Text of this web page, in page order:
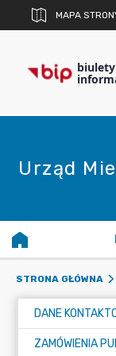
MAPA
Urząd
STRONA GŁÓWNA